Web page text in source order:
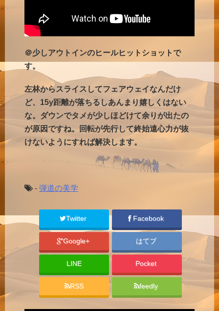
＠少しアウトインのヒールヒットショットで
す。
左林からスライスしてフェアウェイなんだけ
ど、15y距離が落ちるしあんまり嬉しくはない
な。ダウンでタメが少しほどけて余りが出たの
が原因ですね。回転が先行して終始遠心力が抜
けないようにすれば解決します。
- 弾道の美学
Twitter Facebook
Google+ はてブ
LINE Pocket
RSS feedly